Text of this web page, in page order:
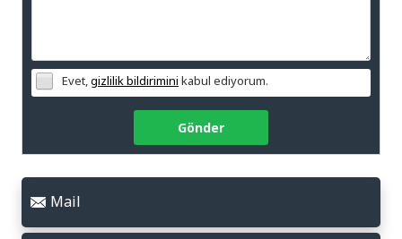
Evet,gizlilik bildirimini kabul ediyorum.
Gönder
Mail